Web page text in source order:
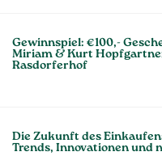
Gewinnspiel: €100,-
Miriam & Kurt Hopfgartner
Rasdorferhof
Die Zukunft des
Trends, Innovationen und